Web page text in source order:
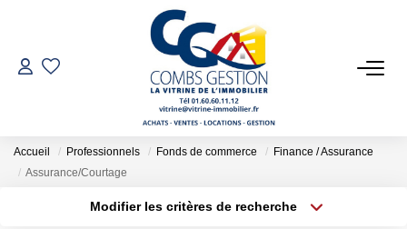
VENTES
LOCATIONS
GESTION LOCATIVE
Accueil Professionnels Fonds de commerce
Finance / Assurance
Assurance/Courtage
Modifier les critères de recherche